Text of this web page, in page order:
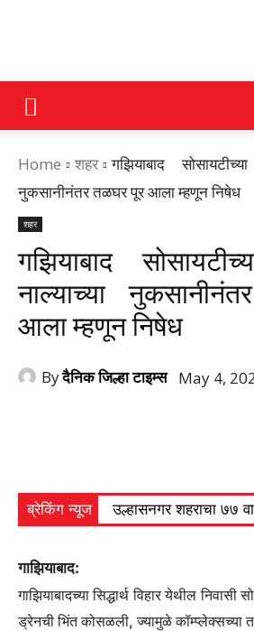
DAINIK
JILHA
Home शहर
गझियाबाद
नुकसानीनंतर तळघर पूर आला म्हणून निषेध
शहर
गझियाबाद
नाल्याच्या
आला म्हणून निषेध
Byदैनिक जिल्हा टाइम्स May 4,
ब्रेकिंग न्यूज उल्हासनगर शहराचा ७७
गाझियाबाद:
गाझियाबादच्या सिद्धार्थ विहार येथील
ड्रेनची भिंत कोसळली, ज्यामुळे कॉम्प्लेक्सच्या